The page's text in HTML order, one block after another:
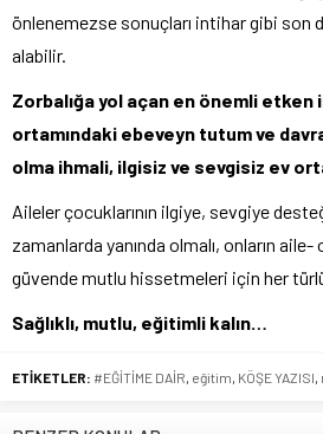
önlenemezse sonuçları intihar gibi son
alabilir.
Zorbalığa yol açan en önemli
ortamındaki ebeveyn tutum ve
olma ihmali, ilgisiz ve sevgisiz ev
Aileler çocuklarının ilgiye, sevgiye
zamanlarda yanında olmalı, onların
güvende mutlu hissetmeleri için her
Sağlıklı, mutlu, eğitimli kalın…
ETİKETLER: #EĞİTİME DAİR, eğitim, KÖŞE YAZISI,